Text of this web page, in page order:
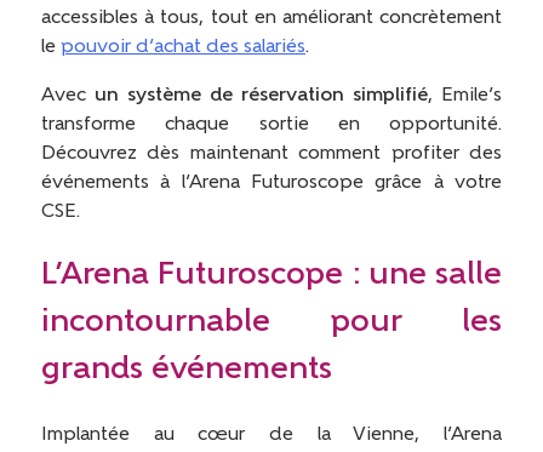
accessibles à tous, tout en améliorant concrètement
le pouvoir d’achat des salariés.
Avec un système de réservation simplifié, Emile’s
transforme chaque sortie en opportunité.
Découvrez dès maintenant comment profiter des
événements à l’Arena Futuroscope grâce à votre
CSE.
L’Arena Futuroscope : une salle
incontournable pour les
grands événements
Implantée au cœur de la Vienne, l’Arena